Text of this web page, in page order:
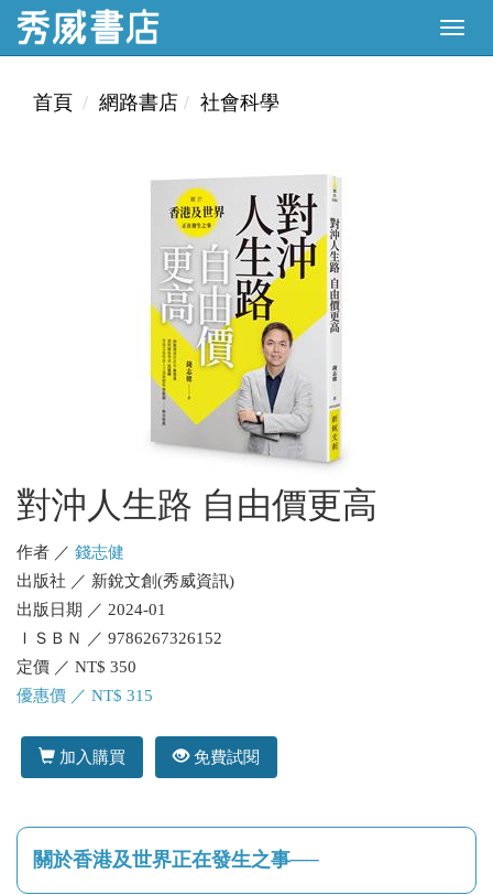
首頁 網路書店 社會科學
對沖人生路 自由價更高
作者 ／ 錢志健
出版社 ／ 新銳文創(秀威資訊)
出版日期 ／ 2024-01
ＩＳＢＮ ／ 9786267326152
定價 ／ NT$ 350
優惠價 ／ NT$ 315
加入購買 免費試閱
關於香港及世界正在發生之事──